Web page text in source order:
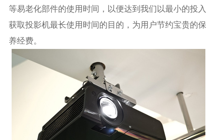
等易老化部件的使用时间，以便达到我们以最小的投入
获取投影机最长使用时间的目的，为用户节约宝贵的保
养经费。